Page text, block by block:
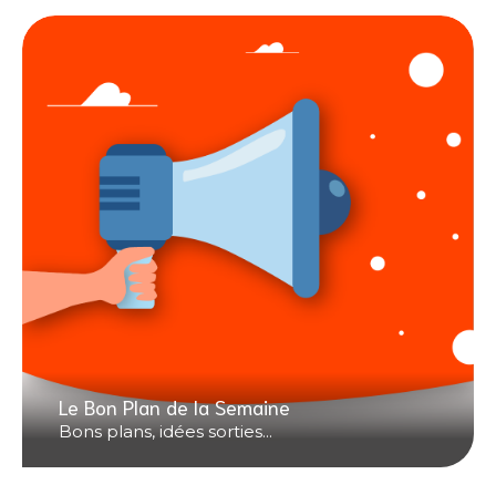
Le Bon Plan de la Semaine
Bons plans, idées sorties...